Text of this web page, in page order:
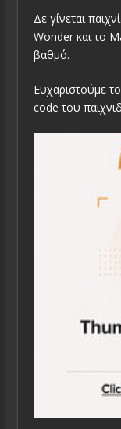
Δε γίνεται
Wonder και το
βαθμό.
Ευχαριστούμε
code του